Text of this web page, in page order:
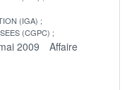
(IGA)
(CGPC)
2009
Affaire